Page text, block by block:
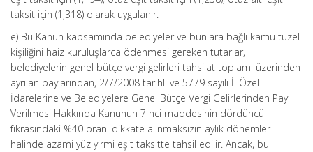
taksit için (1,318) olarak uygulanır.
e) Bu Kanun kapsamında belediyeler ve bunlara bağlı kamu tüzel
kişiliğini haiz kuruluşlarca ödenmesi gereken tutarlar,
belediyelerin genel bütçe vergi gelirleri tahsilat toplamı üzerinden
ayrılan paylarından, 2/7/2008 tarihli ve 5779 sayılı İl Özel
İdarelerine ve Belediyelere Genel Bütçe Vergi Gelirlerinden Pay
Verilmesi Hakkında Kanunun 7 nci maddesinin dördüncü
fıkrasındaki %40 oranı dikkate alınmaksızın aylık dönemler
halinde azami yüz yirmi eşit taksitte tahsil edilir. Ancak, bu